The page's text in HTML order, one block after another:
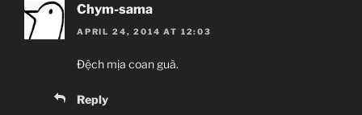
Chym-sama
APRIL 24, 2014 AT 12:03
Đệch mịa coan guà.
Reply